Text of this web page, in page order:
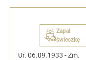
Zapal
świeczkę
Ur. 06.09.1933 -Zm.